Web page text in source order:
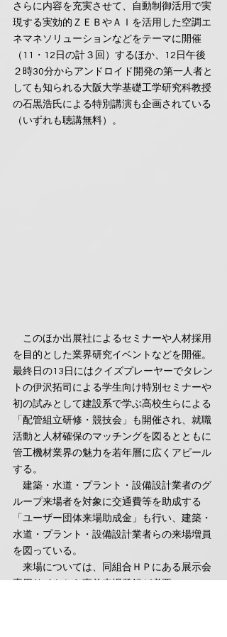
さらに内容を充実させて、自動制御活用で実
現する実効的ＺＥＢやＡＩを活用した空調エ
ネマネソリューションなどをテーマに開催
（11・12日の計３回）するほか、12日午後
２時30分からアンドロイド開発の第一人者と
しても知られる大阪大学基礎工学研究科教授
の石黒浩氏による特別講演も企画されている
（いずれも聴講無料）。
このほか出展社によるセミナーや人材採用
を目的とした業界研究イベントなどを開催。
最終日の13日にはクイズプレーヤーでタレン
トの伊沢拓司による学生向け特別セミナーや
初の試みとして建設系で学ぶ高校生らによる
「配管組立研修・競技会」も開催され、就職
活動と人材確保のマッチングを図るとともに
管工機材業界の魅力を若年層に広くアピール
する。
建築・水道・プラント・設備設計業者のグ
ループ来場者を対象に交通費等を助成する
「ユーザー団体来場助成金」も行い、建築・
水道・プラント・設備設計業者らの来場増員
を図っている。
来場については、同組合ＨＰにある展示会